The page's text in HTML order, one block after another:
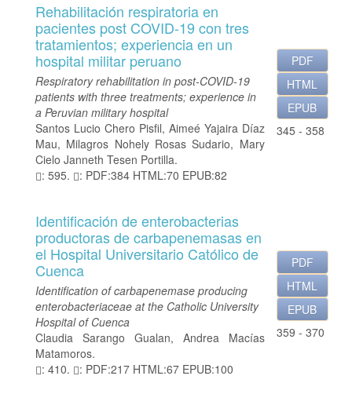
n
p
a
B
a
a
e
a
Rehabilitación respiratoria en
pacientes post COVID-19 con tres
tratamientos; experiencia en un
hospital militar peruano
Respiratory rehabilitation in post-COVID-19
patients with three treatments; experience in
a Peruvian military hospital
Santos Lucio Chero Pisfil, Aimeé Yajaira Díaz
Mau, Milagros Nohely Rosas Sudario, Mary
Cielo Janneth Tesen Portilla.
: 595.
: PDF:384 HTML:70 EPUB:82
PDF
HTML
EPUB
345 - 358
Identificación de enterobacterias
productoras de carbapenemasas en
el Hospital Universitario Católico de
Cuenca
Identification of carbapenemase producing
enterobacteriaceae at the Catholic University
Hospital of Cuenca
Claudia Sarango Gualan, Andrea Macías
Matamoros.
: 410.
: PDF:217 HTML:67 EPUB:100
PDF
HTML
EPUB
359 - 370